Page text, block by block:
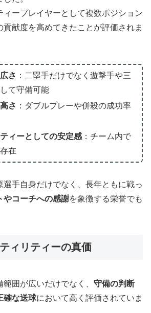
ィープレイヤーとして複数ポジション
貢献度を高めてきたことが評価されま
さ ：二塁手だけでなく遊撃手や三
て守備可能
さ ：ダブルプレーや併殺の成功率
ィーとしての安定感：チーム内で
在
選手自身だけでなく、長年ともに戦っ
やコーチへの感謝を象徴する栄誉でも
ィリティーの真価
囲が広いだけでなく、 守備の判断
確な送球において高く評価されていま